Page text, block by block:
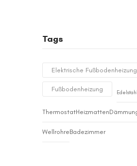
Tags
Elektrische Fußbodenheizung
Fußbodenheizung
ThermostatHeizmatten
WellrohreBadezimmer